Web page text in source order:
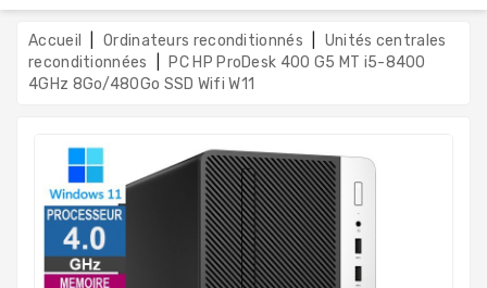
Unités
Centrales
Reconditionnées
Ordinateurs
Portables
Accueil Ordinateurs reconditionnés
Unités centrales
reconditionnées
PC HP ProDesk 400 G5 MT i5-8400
4GHz 8Go/480Go SSD Wifi W11